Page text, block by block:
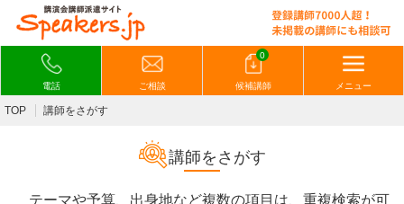
電話 ご相談
0
候補講師 メニュー
TOP 講師をさがす
講師をさがす
テーマや予算、出身地など複数の項目は、重複検索が可